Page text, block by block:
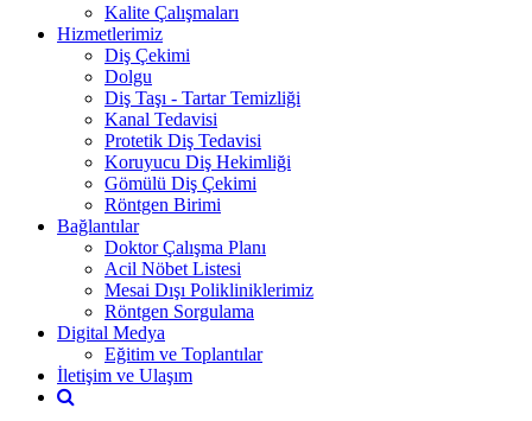
Kalite Çalışmaları
Hizmetlerimiz
Diş Çekimi
Dolgu
Diş Taşı - Tartar Temizliği
Kanal Tedavisi
Protetik Diş Tedavisi
Koruyucu Diş Hekimliği
Gömülü Diş Çekimi
Röntgen Birimi
Bağlantılar
Doktor Çalışma Planı
Acil Nöbet Listesi
Mesai Dışı Polikliniklerimiz
Röntgen Sorgulama
Digital Medya
Eğitim ve Toplantılar
İletişim ve Ulaşım